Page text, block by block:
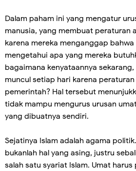
Dalam paham ini yang mengatur
manusia, yang membuat peraturan
karena mereka menganggap
mengetahui apa yang mereka
bagaimana kenyataannya
muncul setiap hari karena
pemerintah? Hal tersebut
tidak mampu mengurus urusan
yang dibuatnya sendiri.
Sejatinya Islam adalah agama
bukanlah hal yang asing, justru
salah satu syariat Islam. Umat harus